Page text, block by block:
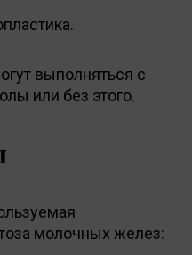
выполняться с
или без этого.
молочных желез: